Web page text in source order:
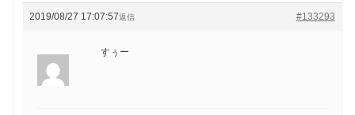
2019/08/27 17:07:57 #133293
返信
すぅー